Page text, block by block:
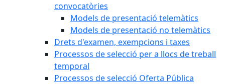
convocatòries
Models de presentació telemàtics
Models de presentació no telemàtics
Drets d'examen, exempcions i taxes
Processos de selecció per a llocs de treball
temporal
Processos de selecció Oferta Pública